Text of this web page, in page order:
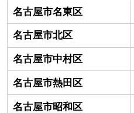
名古屋市名東区
名古屋市北区
名古屋市中村区
名古屋市熱田区
名古屋市昭和区